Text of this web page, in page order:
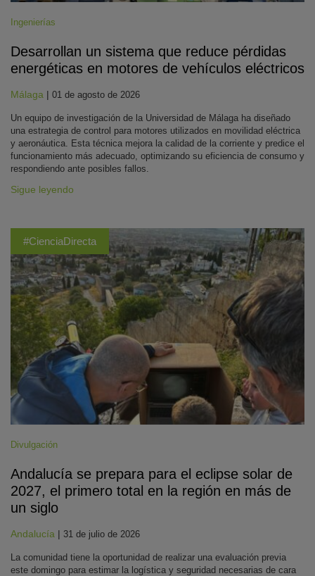
Ingenierías
Desarrollan un sistema que reduce pérdidas
energéticas en motores de vehículos eléctricos
Málaga | 01 de agosto de 2026
Un equipo de investigación de la Universidad de Málaga ha diseñado
una estrategia de control para motores utilizados en movilidad eléctrica
y aeronáutica. Esta técnica mejora la calidad de la corriente y predice el
funcionamiento más adecuado, optimizando su eficiencia de consumo y
respondiendo ante posibles fallos.
Sigue leyendo
#CienciaDirecta
Divulgación
Andalucía se prepara para el eclipse solar de
2027, el primero total en la región en más de
un siglo
Andalucía | 31 de julio de 2026
La comunidad tiene la oportunidad de realizar una evaluación previa
este domingo para estimar la logística y seguridad necesarias de cara